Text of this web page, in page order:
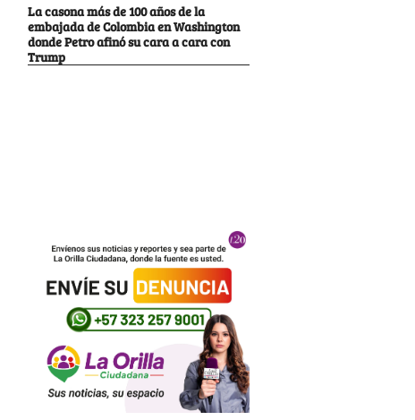
La casona más de 100 años de la
embajada de Colombia en Washington
donde Petro afinó su cara a cara con
Trump